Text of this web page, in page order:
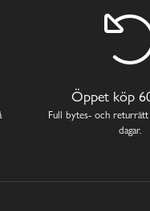
Öppet köp
Full bytes- och
dagar.